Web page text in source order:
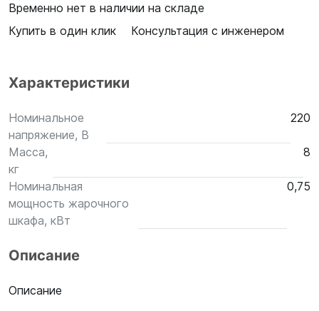
Временно нет в наличии на складе
Купить в один клик
Консультация с инженером
Характеристики
Номинальное
напряжение, В
220
Масса,
кг
8
Номинальная
мощность жарочного
шкафа, кВт
0,75
Описание
Описание